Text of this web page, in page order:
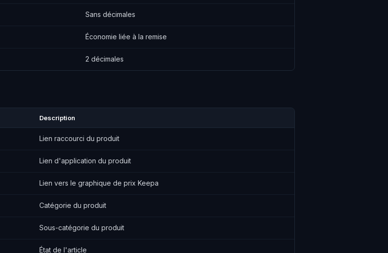
Sans décimales
Économie liée à la remise
2 décimales
Description
Lien raccourci du produit
Lien d'application du produit
Lien vers le graphique de prix Keepa
Catégorie du produit
Sous-catégorie du produit
État de l'article